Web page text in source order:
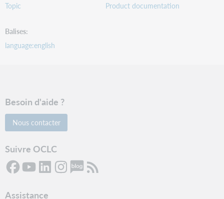
Topic
Product documentation
Balises
language:english
Besoin d'aide ?
Nous contacter
Suivre OCLC
Assistance